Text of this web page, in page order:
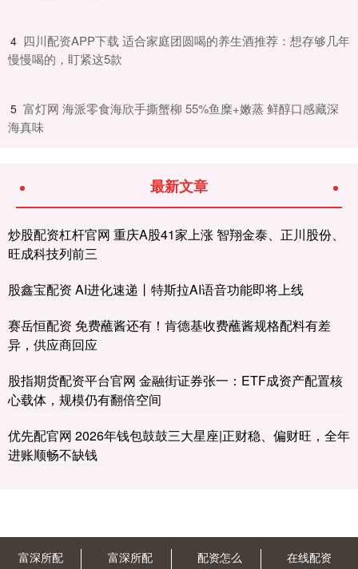
4 ​四川配资APP下载 适合家庭团圆喝的养生酒推荐：想存够几年
慢慢喝的，盯紧这5款
5 ​富灯网 海派零食海欣手撕蟹柳 55%鱼糜+嫩蒸 鲜醇口感藏深
海真味
最新文章
炒股配资杠杆官网 重庆A股41家上涨 智翔金泰、正川股份、
旺成科技列前三
股鑫宝配资 AI进化速递丨特斯拉AI语音功能即将上线
赛岳恒配资 免费蘸酱还有！肯德基收费蘸酱规格配料有差
异，供应商回应
股指期货配资平台官网 金融街证券张一：ETF成资产配置核
心载体，规模仍有翻倍空间
优先配官网 2026年钱包鼓鼓三大星座|正财稳、偏财旺，全年
进账顺畅不缺钱
富深所配
富深所配
配资怎么
在线配资